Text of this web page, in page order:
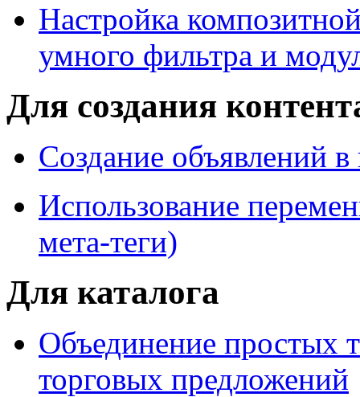
Настройка
умного фильтра и
Для создания
Создание объявлений в
Использование
мета-теги)
Для каталога
Объединение простых
торговых предложений